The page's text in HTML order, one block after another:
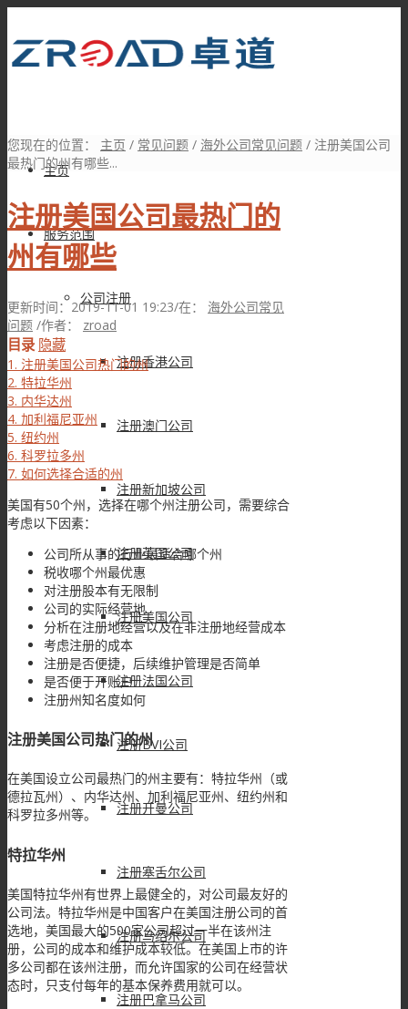
主页
服务范围
公司注册
注册香港公司
注册澳门公司
注册新加坡公司
注册英国公司
注册美国公司
注册法国公司
注册BVI公司
注册开曼公司
注册塞舌尔公司
注册马绍尔公司
注册巴拿马公司
您现在的位置： 主页 / 常见问题 / 海外公司常见问题 / 注册美国公司
最热门的州有哪些...
注册美国公司最热门的
州有哪些
更新时间：2019-11-01 19:23/在： 海外公司常见
问题 /作者： zroad
目录 隐藏
1. 注册美国公司热门的州
2. 特拉华州
3. 内华达州
4. 加利福尼亚州
5. 纽约州
6. 科罗拉多州
7. 如何选择合适的州
美国有50个州，选择在哪个州注册公司，需要综合
考虑以下因素：
公司所从事的行业最适合哪个州
税收哪个州最优惠
对注册股本有无限制
公司的实际经营地
分析在注册地经营以及在非注册地经营成本
考虑注册的成本
注册是否便捷，后续维护管理是否简单
是否便于开账户
注册州知名度如何
注册美国公司热门的州
在美国设立公司最热门的州主要有：特拉华州（或
德拉瓦州）、内华达州、加利福尼亚州、纽约州和
科罗拉多州等。
特拉华州
美国特拉华州有世界上最健全的，对公司最友好的
公司法。特拉华州是中国客户在美国注册公司的首
选地，美国最大的500家公司超过一半在该州注
册，公司的成本和维护成本较低。在美国上市的许
多公司都在该州注册，而允许国家的公司在经营状
态时，只支付每年的基本保养费用就可以。